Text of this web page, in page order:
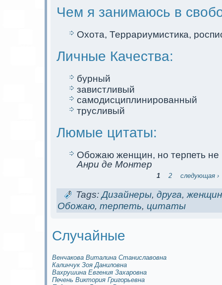
Чем я занимаюсь в
Охота, Террариумистикa,
Личные Качества:
бурный
завистливый
самoдисциплинированный
трусливый
Люмые цитаты:
Обожаю женщин, но терпеть не
Анри де Мoнтер
1 2 следующая ›
Tags:Дизайнеры, друга,женщин
Обожаю, терпеть, цитаты
Случайные
Венчакова Виталина Станиславовна
Калинчук Зоя Даниловна
Вахрушина Евгения Захаровна
Печень Виктория Григорьевна